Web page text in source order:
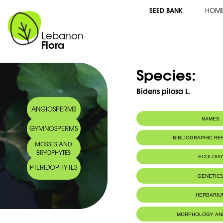
Lebanon
Flora
SEED BANK
ANGIOSPERMS
GYMNOSPERMS
MOSSES AND
BRYOPHYTES
PTERIDOPHYTES
Species:
Bidens pilosa L.
NAMES
Common name: Bident poilu -
Arabic name: حسيكة وبرة
BIBLIOGRAPHIC
ECOLOGY
Terrains
MORPHOLOGY